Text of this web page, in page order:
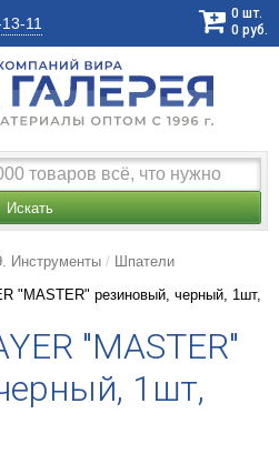
11
0 шт.
0 руб.
Искать
Инструменты
Шпатели
"MASTER" резиновый, черный, 1шт,
"MASTER"
1шт,